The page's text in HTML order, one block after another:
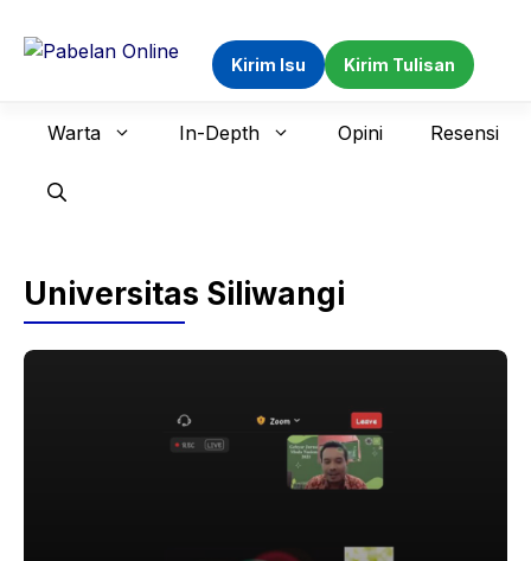
Kirim Isu Kirim Tulisan
Warta In-Depth Opini Resensi
Universitas Siliwangi